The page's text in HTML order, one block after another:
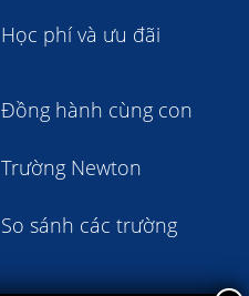
Học phí và ưu đãi
Đồng hành cùng con
Trường Newton
So sánh các trường